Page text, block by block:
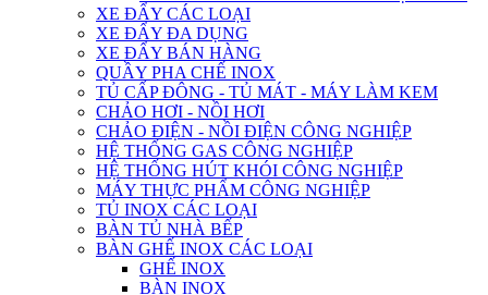
XE ĐẨY CÁC LOẠI
XE ĐẨY ĐA DỤNG
XE ĐẨY BÁN HÀNG
QUẦY PHA CHẾ INOX
TỦ CẤP ĐÔNG - TỦ MÁT - MÁY LÀM KEM
CHẢO HƠI - NỒI HƠI
CHẢO ĐIỆN - NỒI ĐIỆN CÔNG NGHIỆP
HỆ THỐNG GAS CÔNG NGHIỆP
HỆ THỐNG HÚT KHÓI CÔNG NGHIỆP
MÁY THỰC PHẨM CÔNG NGHIỆP
TỦ INOX CÁC LOẠI
BÀN TỦ NHÀ BẾP
BÀN GHẾ INOX CÁC LOẠI
GHẾ INOX
BÀN INOX